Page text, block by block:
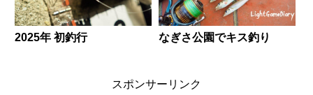
2025年 初釣行 なぎさ公園でキス釣り
スポンサーリンク